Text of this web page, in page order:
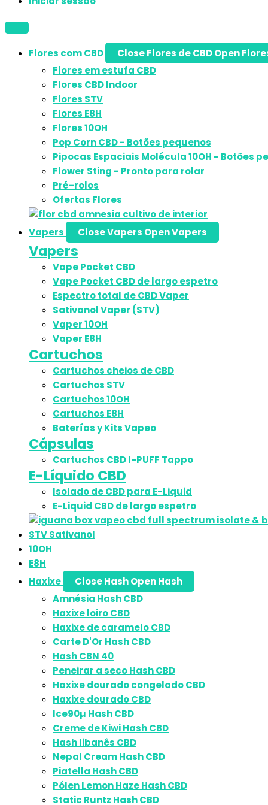
Flores com CBD Close Flores de CBDOpen
Flores em estufa CBD
Flores CBD Indoor
Flores STV
Flores E8H
Flores 10OH
Pop Corn CBD - Botões pequenos
Pipocas Espaciais Molécula 10OH - Botões
Flower Sting - Pronto para rolar
Pré-rolos
Ofertas Flores
Vapers Close Vapers Open Vapers
Vapers
Vape Pocket CBD
Vape Pocket CBD de largo espetro
Espectro total de CBD Vaper
Sativanol Vaper (STV)
Vaper 10OH
Vaper E8H
Cartuchos
Cartuchos cheios de CBD
Cartuchos STV
Cartuchos 10OH
Cartuchos E8H
Baterías y Kits Vapeo
Cápsulas
Cartuchos CBD I-PUFF Tappo
E-Líquido CBD
Isolado de CBD para E-Liquid
E-Liquid CBD de largo espetro
STV Sativanol
10OH
E8H
Haxixe
Close HashOpen Hash
Amnésia Hash CBD
Haxixe loiro CBD
Haxixe de caramelo CBD
Carte D'Or Hash CBD
Hash CBN 40
Peneirar a seco Hash CBD
Haxixe dourado congelado CBD
Haxixe dourado CBD
Ice90µ Hash CBD
Creme de Kiwi Hash CBD
Hash libanês CBD
Nepal Cream Hash CBD
Piatella Hash CBD
Pólen Lemon Haze Hash CBD
Static Runtz Hash CBD